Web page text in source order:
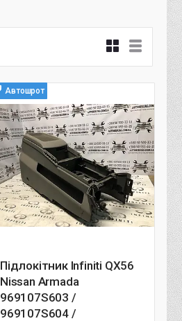
Автошрот
Підлокітник Infiniti QX56
Nissan Armada
969107S603 /
969107S604 /